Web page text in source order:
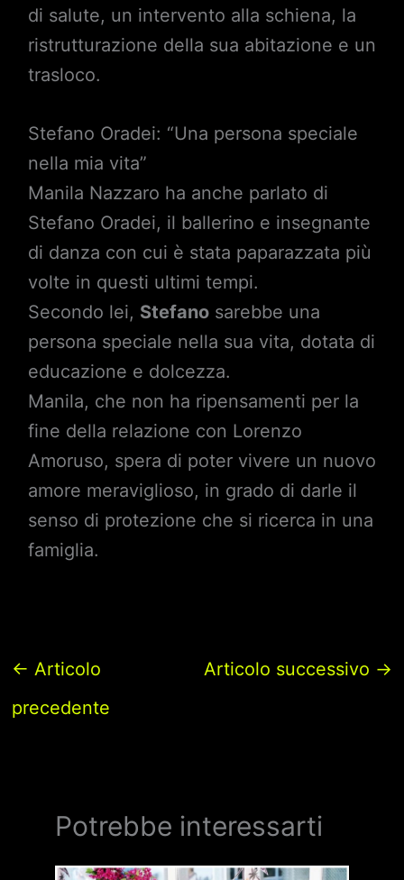
di salute, un intervento alla schiena, la
ristrutturazione della sua abitazione e un
trasloco.
Stefano Oradei: “Una persona speciale
nella mia vita”
Manila Nazzaro ha anche parlato di
Stefano Oradei, il ballerino e insegnante
di danza con cui è stata paparazzata più
volte in questi ultimi tempi.
Secondo lei, Stefanosarebbe una
persona speciale nella sua vita, dotata di
educazione e dolcezza.
Manila, che non ha ripensamenti per la
fine della relazione con Lorenzo
Amoruso, spera di poter vivere un nuovo
amore meraviglioso, in grado di darle il
senso di protezione che si ricerca in una
famiglia.
← Articolo
precedente
Articolo successivo →
Potrebbe interessarti